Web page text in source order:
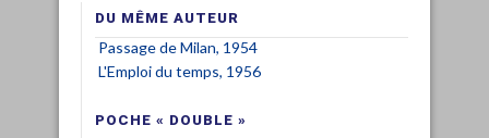
DU MÊME AUTEUR
Passage de Milan, 1954
L'Emploi du temps, 1956
POCHE « DOUBLE »